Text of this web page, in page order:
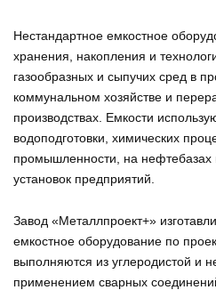
Нестандартное емкостное
хранения, накопления и
газообразных и сыпучих сред в
коммунальном хозяйстве и
производствах. Емкости
водоподготовки, химических
промышленности, на нефтебазах
установок предприятий.
Завод «Металлпроект+»
емкостное оборудование по
выполняются из углеродистой и
применением сварных